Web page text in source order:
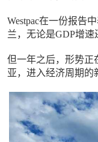
Westpac在一份报告
兰，无论是GDP增速
但一年之后，形势正
亚，进入经济周期的